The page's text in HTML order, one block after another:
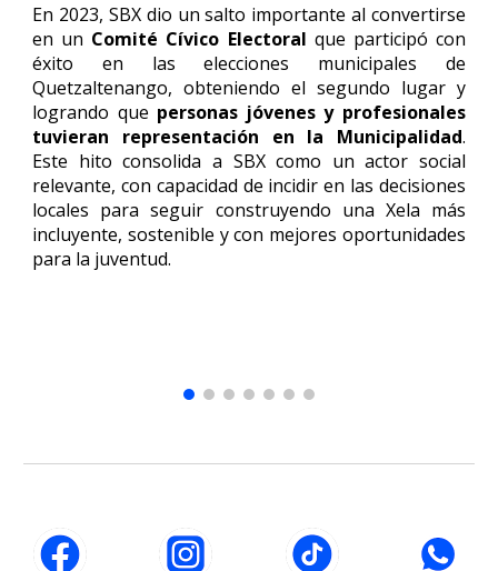
En 2023, SBX dio un salto importante al convertirse
en un Comité Cívico Electoral que participó con
éxito en las elecciones municipales de
Quetzaltenango, obteniendo el segundo lugar y
logrando que personas jóvenes y profesionales
tuvieran representación en la Municipalidad.
Este hito consolida a SBX como un actor social
relevante, con capacidad de incidir en las decisiones
locales para seguir construyendo una Xela más
incluyente, sostenible y con mejores oportunidades
para la juventud.